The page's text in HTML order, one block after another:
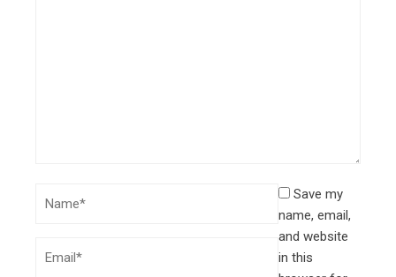
Save my
name, email,
and website
in this